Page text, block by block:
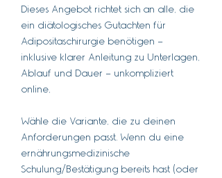
Dieses Angebot richtet sich an alle, die
ein diätologisches Gutachten für
Adipositaschirurgie benötigen –
inklusive klarer Anleitung zu Unterlagen,
Ablauf und Dauer – unkompliziert
online,
Wähle die Variante, die zu deinen
Anforderungen passt. Wenn du eine
ernährungsmedizinische
Schulung/Bestätigung bereits hast (oder